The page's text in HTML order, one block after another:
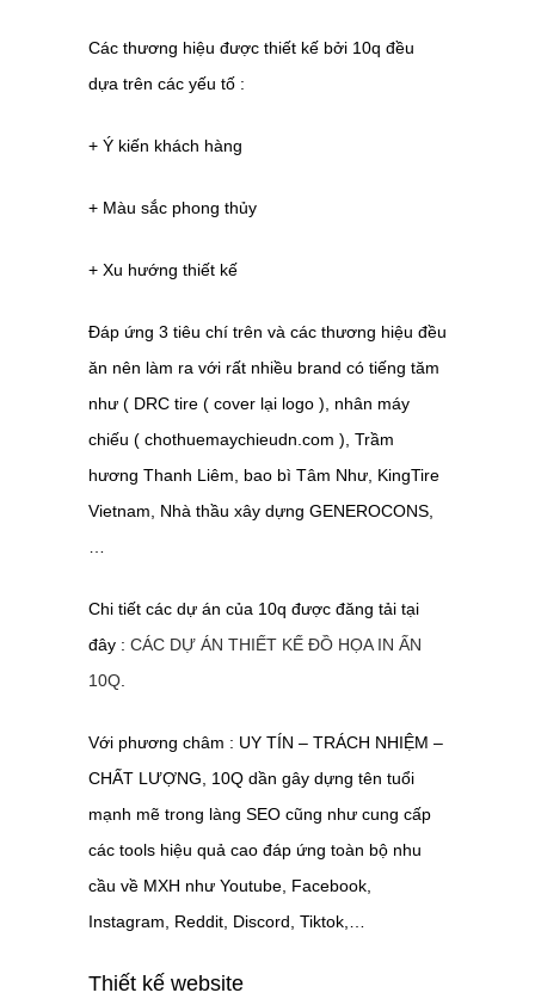
Các thương hiệu được thiết kế bởi 10q đều
dựa trên các yếu tố :
+ Ý kiến khách hàng
+ Màu sắc phong thủy
+ Xu hướng thiết kế
Đáp ứng 3 tiêu chí trên và các thương hiệu đều
ăn nên làm ra với rất nhiều brand có tiếng tăm
như ( DRC tire ( cover lại logo ), nhân máy
chiếu ( chothuemaychieudn.com ), Trầm
hương Thanh Liêm, bao bì Tâm Như, KingTire
Vietnam, Nhà thầu xây dựng GENEROCONS,
Chi tiết các dự án của 10q được đăng tải tại
đây : CÁC DỰ ÁN THIẾT KẾ ĐỒ HỌA IN ẤN
10Q
Với phương châm : UY TÍN – TRÁCH NHIỆM –
CHẤT LƯỢNG, 10Q dần gây dựng tên tuổi
mạnh mẽ trong làng SEO cũng như cung cấp
các tools hiệu quả cao đáp ứng toàn bộ nhu
cầu về MXH như Youtube, Facebook,
Instagram, Reddit, Discord, Tiktok,…
Thiết kế website